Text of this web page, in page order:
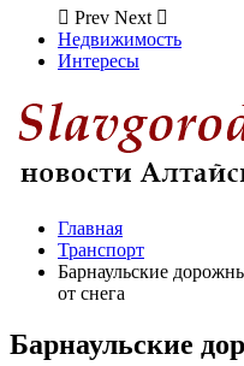
Prev Next
Недвижимость
Интересы
Главная
Транспорт
Барнаульские
от снега
Барнаульские